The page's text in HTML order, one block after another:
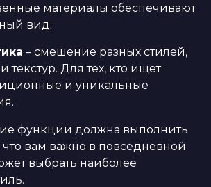
материалы обеспечивают
вид.
– смешение разных стилей,
текстур. Для тех, кто ищет
и уникальные
функции должна выполнить
вам важно в повседневной
выбрать наиболее